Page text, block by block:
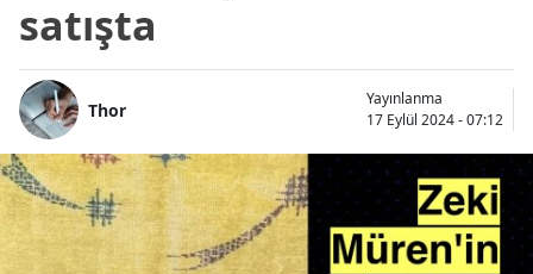
satışta
Thor
Yayınlanma
17 Eylül 2024 - 07:12